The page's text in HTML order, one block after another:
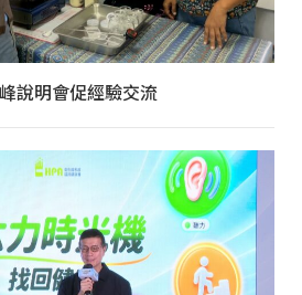
說明會促經驗交流